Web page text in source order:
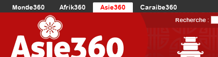
Monde360 Afrik360 Asie360
Caraibe360
Europe360
AmériqueDuNord360
Océanie360
Recherche :